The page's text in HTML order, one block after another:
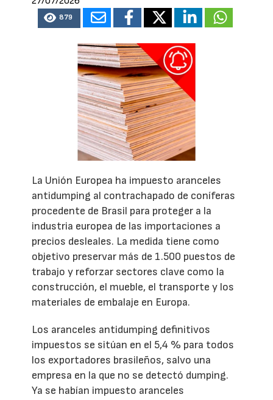
879
La Unión Europea ha impuesto aranceles
antidumping al contrachapado de coníferas
procedente de Brasil para proteger a la
industria europea de las importaciones a
precios desleales. La medida tiene como
objetivo preservar más de 1.500 puestos de
trabajo y reforzar sectores clave como la
construcción, el mueble, el transporte y los
materiales de embalaje en Europa.
Los aranceles antidumping definitivos
impuestos se sitúan en el 5,4 % para todos
los exportadores brasileños, salvo una
empresa en la que no se detectó dumping.
Ya se habían impuesto aranceles